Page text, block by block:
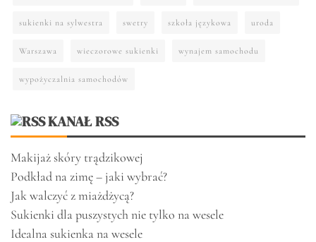
sukienki na sylwestra swetry szkoła językowa uroda
Warszawa wieczorowe sukienki wynajem samochodu
wypożyczalnia samochodów
KANAŁ RSS
Makijaż skóry trądzikowej
Podkład na zimę – jaki wybrać?
Jak walczyć z miażdżycą?
Sukienki dla puszystych nie tylko na wesele
Idealna sukienka na wesele